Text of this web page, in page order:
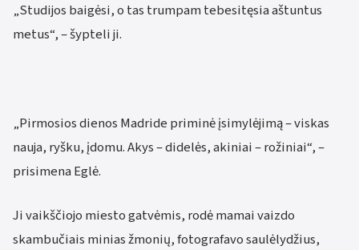
„Studijos baigėsi, o tas trumpam tebesitęsia aštuntus
metus“, – šypteli ji.
„Pirmosios dienos Madride priminė įsimylėjimą – viskas
nauja, ryšku, įdomu. Akys – didelės, akiniai – rožiniai“, –
prisimena Eglė.
Ji vaikščiojo miesto gatvėmis, rodė mamai vaizdo
skambučiais minias žmonių, fotografavo saulėlydžius,